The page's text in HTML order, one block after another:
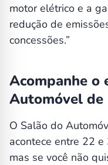
motor elétrico e a
redução de
concessões.”
Acompanhe o
Automóvel de
O Salão do
acontece entre 22
mas se você não